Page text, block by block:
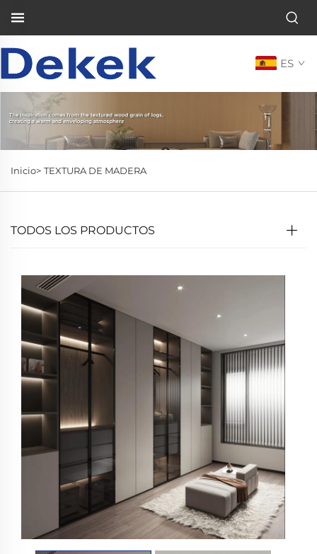
ES
Inicio> TEXTURA DE MADERA
TODOS LOS PRODUCTOS